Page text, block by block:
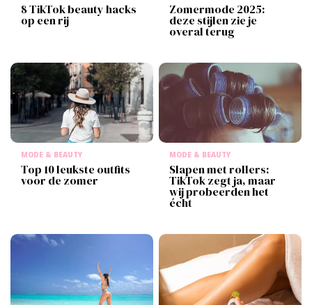
8 TikTok beauty hacks
op een rij
Zomermode 2025:
deze stijlen zie je
overal terug
MODE & BEAUTY
Top 10 leukste outfits
voor de zomer
MODE & BEAUTY
Slapen met rollers:
TikTok zegt ja, maar
wij probeerden het
écht